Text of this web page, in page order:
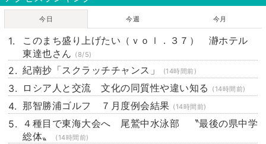
今日 今週 今月
このまち盛り上げたい（ｖｏｌ．３７） 瀞ホテル
東達也さん (8/5)
紀南抄「スクラッチチャンス」 (14時間前)
ロシア人と交流 文化の同質性や違い知る (14時間前)
那智勝浦ゴルフ ７月度例会結果 (14時間前)
４種目で東海大会へ 尾鷲中水泳部 〝最後の県中学
総体〟
(14時間前)